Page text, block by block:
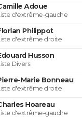
Adoue
d'extrême-gauche
Philippot
d'extrême droite
Husson
Divers
Marie Bonneau
d'extrême droite
Hoareau
d'extrême-gauche